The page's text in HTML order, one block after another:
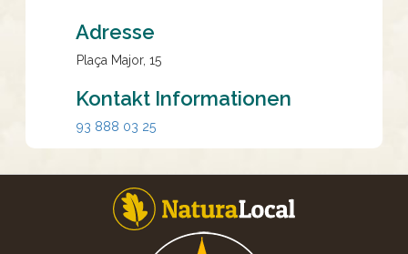
Adresse
Plaça Major, 15
Kontakt Informationen
93 888 03 25